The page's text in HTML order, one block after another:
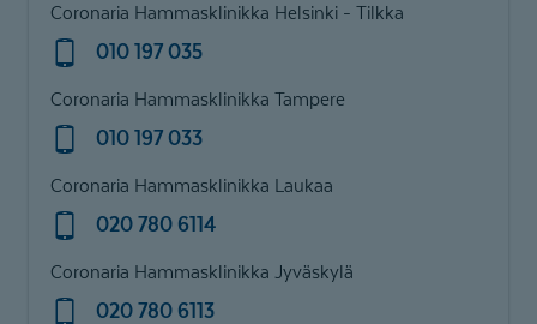
Coronaria Hammasklinikka Helsinki - Tilkka
010 197 035
Coronaria Hammasklinikka Tampere
010 197 033
Coronaria Hammasklinikka Laukaa
020 780 6114
Coronaria Hammasklinikka Jyväskylä
020 780 6113